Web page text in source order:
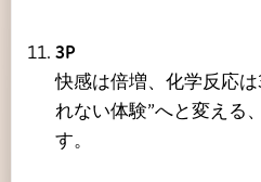
3P
快感は倍増、化学反応
れない体験”へと変える
す。